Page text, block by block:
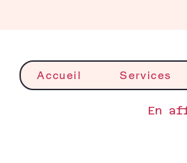
Accueil Services
En